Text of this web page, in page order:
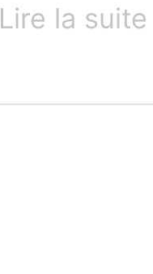
Lire la